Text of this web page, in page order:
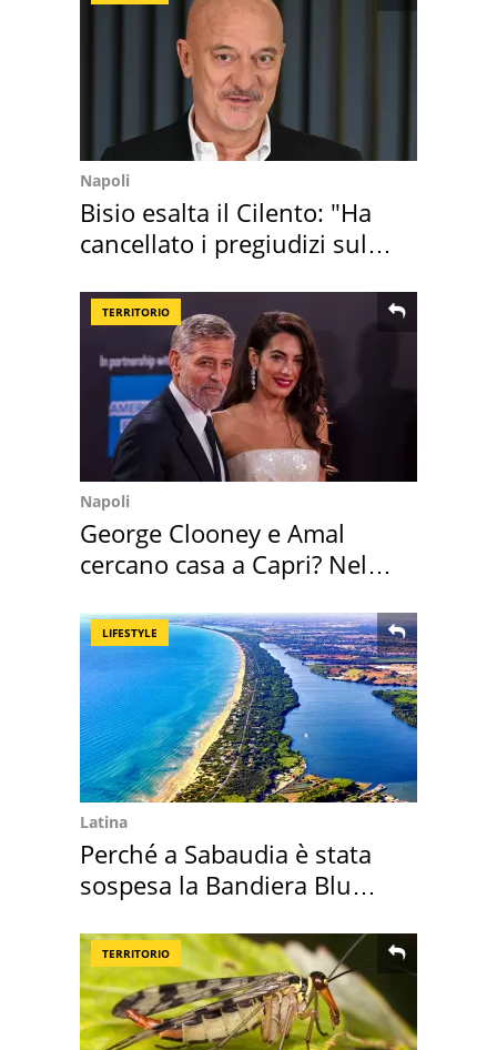
Napoli
Bisio esalta il Cilento: "Ha
cancellato i pregiudizi sul
TERRITORIO
Napoli
George Clooney e Amal
cercano casa a Capri? Nel
LIFESTYLE
Latina
Perché a Sabaudia è stata
sospesa la Bandiera Blu
TERRITORIO